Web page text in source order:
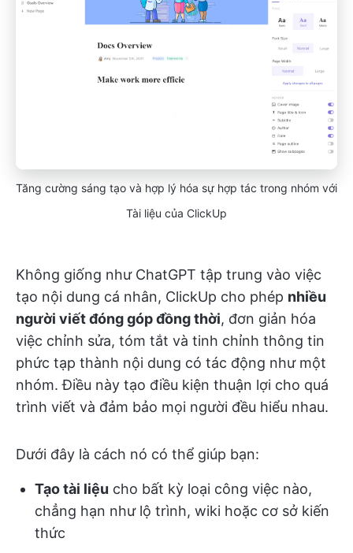
Tăng cường sáng tạo và hợp lý hóa sự hợp tác trong nhóm với
Tài liệu của ClickUp
Không giống như ChatGPT tập trung vào việc
tạo nội dung cá nhân, ClickUp cho phép nhiều
người viết đóng góp đồng thời, đơn giản hóa
việc chỉnh sửa, tóm tắt và tinh chỉnh thông tin
phức tạp thành nội dung có tác động như một
nhóm. Điều này tạo điều kiện thuận lợi cho quá
trình viết và đảm bảo mọi người đều hiểu nhau.
Dưới đây là cách nó có thể giúp bạn:
Tạo tài liệu cho bất kỳ loại công việc nào,
chẳng hạn như lộ trình, wiki hoặc cơ sở kiến
thức